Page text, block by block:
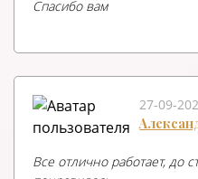
Спасибо вам
27-09-
Все отлично работает, до